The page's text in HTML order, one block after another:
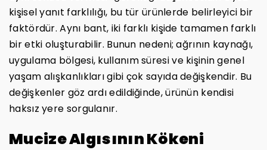
kişisel yanıt farklılığı, bu tür ürünlerde belirleyici bir
faktördür. Aynı bant, iki farklı kişide tamamen farklı
bir etki oluşturabilir. Bunun nedeni; ağrının kaynağı,
uygulama bölgesi, kullanım süresi ve kişinin genel
yaşam alışkanlıkları gibi çok sayıda değişkendir. Bu
değişkenler göz ardı edildiğinde, ürünün kendisi
haksız yere sorgulanır.
Mucize Algısının Kökeni